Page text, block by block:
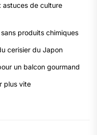
astuces de culture
produits chimiques
cerisier du Japon
un balcon gourmand
plus vite